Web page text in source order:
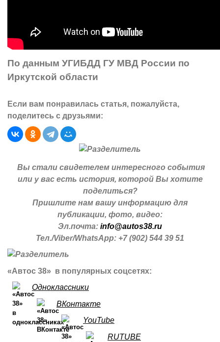
По данным УГИБДД ГУ МВД России по
Иркутской области
Если вам понравилась статья, пожалуйста,
поделитесь с друзьями:
Вы стали свидетелем интересного события
или у вас есть история, которой Вы хотите
поделиться?
Пришлите нам вашу информацию для
публикации, фото, видео:
Эл.почта: info@autos38.ru
Тел./Viber/WhatsApp: +7 (902) 544 39 51
«Автос 38» в популярных соцсетях:
Одноклассники
ВКонтакте
YouTube
RUTUBE